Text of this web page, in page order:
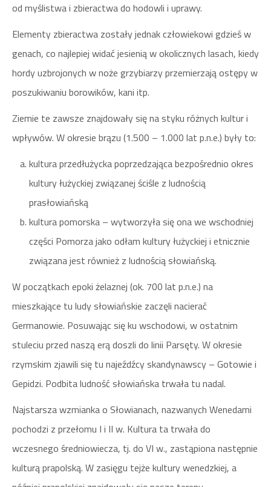
od myślistwa i zbieractwa do hodowli i uprawy.
Elementy zbieractwa zostały jednak człowiekowi gdzieś w
genach, co najlepiej widać jesienią w okolicznych lasach, kiedy
hordy uzbrojonych w noże grzybiarzy przemierzają ostępy w
poszukiwaniu borowików, kani itp.
Ziemie te zawsze znajdowały się na styku różnych kultur i
wpływów. W okresie brązu (1.500 – 1.000 lat p.n.e.) były to:
kultura przedłużycka poprzedzająca bezpośrednio okres
kultury łużyckiej związanej ściśle z ludnością
prasłowiańską
kultura pomorska – wytworzyła się ona we wschodniej
części Pomorza jako odłam kultury łużyckiej i etnicznie
związana jest również z ludnością słowiańską.
W początkach epoki żelaznej (ok. 700 lat p.n.e.) na
mieszkające tu ludy słowiańskie zaczęli nacierać
Germanowie. Posuwając się ku wschodowi, w ostatnim
stuleciu przed naszą erą doszli do linii Parsęty. W okresie
rzymskim zjawili się tu najeźdźcy skandynawscy – Gotowie i
Gepidzi. Podbita ludność słowiańska trwała tu nadal.
Najstarsza wzmianka o Słowianach, nazwanych Wenedami
pochodzi z przełomu I i II w. Kultura ta trwała do
wczesnego średniowiecza, tj. do VI w., zastąpiona następnie
kulturą prapolską. W zasięgu tejże kultury wenedzkiej, a